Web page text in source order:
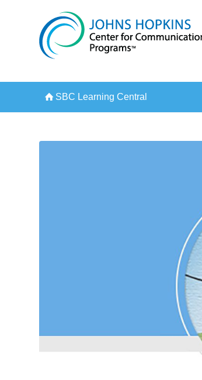
SBC Learning Central